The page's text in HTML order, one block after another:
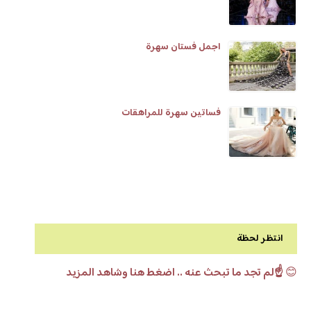
اجمل فستان سهرة
فساتين سهرة للمراهقات
انتظر لحظة
😊☝️لم تجد ما تبحث عنه .. اضغط هنا وشاهد المزيد